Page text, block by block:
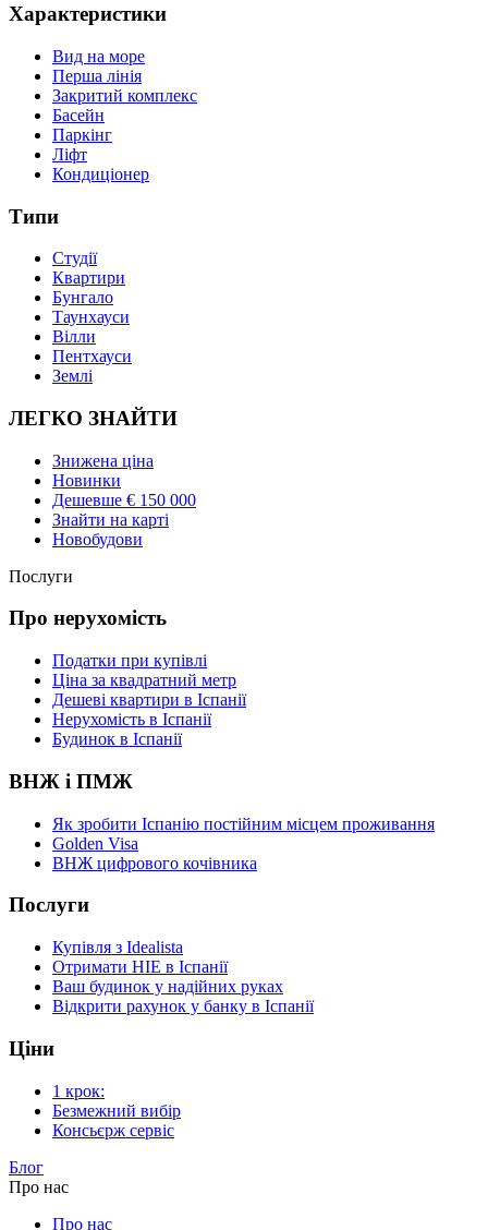
Характеристики
Вид на море
Перша лінія
Закритий комплекс
Басейн
Паркінг
Ліфт
Кондиціонер
Типи
Студії
Квартири
Бунгало
Таунхауси
Вілли
Пентхауси
Землі
ЛЕГКО ЗНАЙТИ
Знижена ціна
Новинки
Дешевше € 150 000
Знайти на карті
Новобудови
Послуги
Про нерухомість
Податки при купівлі
Ціна за квадратний метр
Дешеві квартири в Іспанії
Нерухомість в Іспанії
Будинок в Іспанії
ВНЖ і ПМЖ
Як зробити Іспанію постійним місцем проживання
Golden Visa
ВНЖ цифрового кочівника
Послуги
Купівля з Idealista
Отримати НІЕ в Іспанії
Ваш будинок у надійних руках
Відкрити рахунок у банку в Іспанії
Ціни
1 крок:
Безмежний вибір
Консьєрж сервіс
Блог
Про нас
Про нас